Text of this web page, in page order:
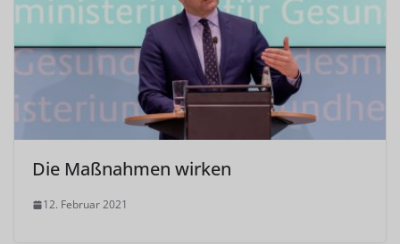
Die Maßnahmen wirken
12. Februar 2021